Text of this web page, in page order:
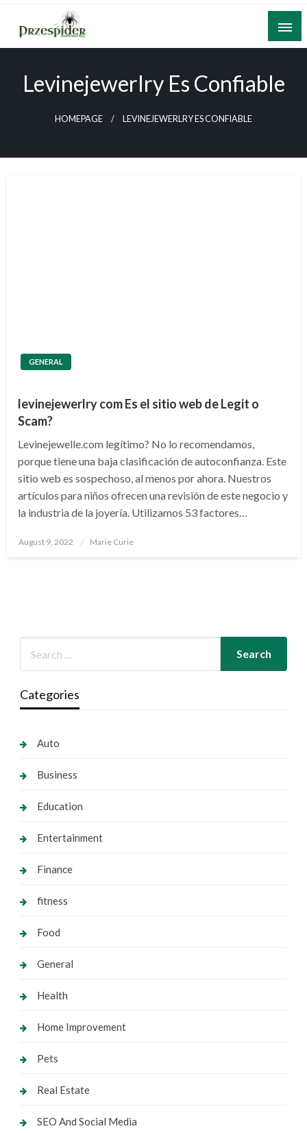
Skip
content
A General News Blog
Levinejewerlry Es Confiable
HOMEPAGE LEVINEJEWERLRY ES CONFIABLE
GENERAL
levinejewerlry com Es el sitio web de Legit o
Scam?
Levinejewelle.com legítimo? No lo recomendamos,
porque tiene una baja clasificación de autoconfianza. Este
sitio web es sospechoso, al menos por ahora. Nuestros
artículos para niños ofrecen una revisión de este negocio y
la industria de la joyería. Utilizamos 53 factores…
Posted
August 9, 2022 Marie Curie
Categories
Auto
Business
Education
Entertainment
Finance
fitness
Food
General
Health
Home Improvement
Pets
Real Estate
SEO And Social Media